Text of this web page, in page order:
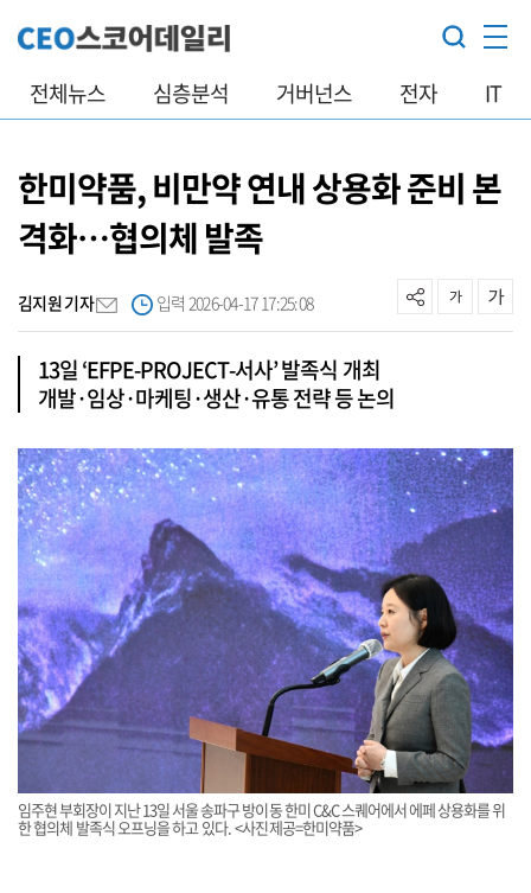
전체뉴스 심층분석 거버넌스 전자 IT
한미약품, 비만약 연내 상용화 준비 본
격화…협의체 발족
김지원 기자 입력 2026-04-17 17:25:08
13일 ‘EFPE-PROJECT-서사’ 발족식 개최
개발·임상·마케팅·생산·유통 전략 등 논의
임주현 부회장이 지난 13일 서울 송파구 방이동 한미 C&C 스퀘어에서 에페 상용화를 위
한 협의체 발족식 오프닝을 하고 있다. <사진제공=한미약품>